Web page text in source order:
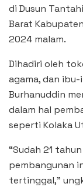
di Dusun
Barat
2024 malam.
Dihadiri oleh
agama, dan
Burhanuddin
dalam hal
seperti Kolaka
“Sudah 21
pembangunan
tertinggal,”